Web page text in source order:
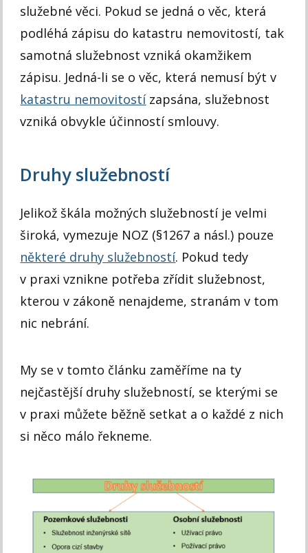
služebné věci. Pokud se jedná o věc, která
podléhá zápisu do katastru nemovitostí, tak
samotná služebnost vzniká okamžikem
zápisu. Jedná-li se o věc, která nemusí být v
katastru nemovitostízapsána, služebnost
vzniká obvykle účinností smlouvy.
Druhy služebností
Jelikož škála možných služebností je velmi
široká, vymezuje NOZ (§1267 a násl.) pouze
některé druhy služebností. Pokud tedy
v praxi vznikne potřeba zřídit služebnost,
kterou v zákoně nenajdeme, stranám v tom
nic nebrání.
My se v tomto článku zaměříme na ty
nejčastější druhy služebností, se kterými se
v praxi můžete běžně setkat a o každé z nich
si něco málo řekneme.